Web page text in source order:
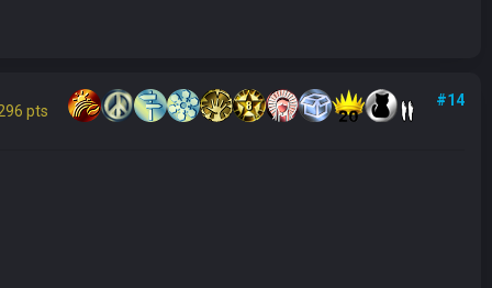
pts
#14